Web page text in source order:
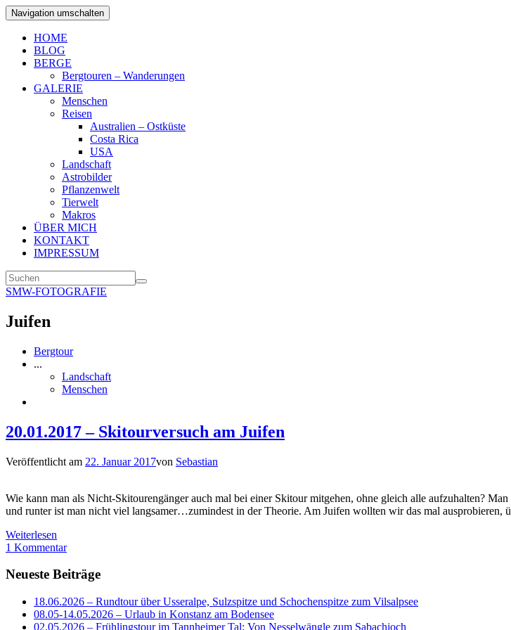
Navigation umschalten
HOME
BLOG
BERGE
Bergtouren – Wanderungen
GALERIE
Menschen
Reisen
Australien – Ostküste
Costa Rica
USA
Landschaft
Astrobilder
Pflanzenwelt
Tierwelt
Makros
ÜBER MICH
KONTAKT
IMPRESSUM
SMW-FOTOGRAFIE
Juifen
Bergtour
...
Landschaft
Menschen
20.01.2017 – Skitourversuch am Juifen
Veröffentlicht am 22. Januar 2017von Sebastian
Wie kann man als Nicht-Skitourengänger auch mal bei einer Skitour mitgehen, ohne gleich alle aufzuhalten?
und runter ist man nicht viel langsamer…zumindest in der Theorie. Am Juifen wollten wir das mal
Weiterlesen
1 Kommentar
Neueste Beiträge
18.06.2026 – Rundtour über Usseralpe, Sulzspitze und Schochenspitze zum Vilsalpsee
08.05-14.05.2026 – Urlaub in Konstanz am Bodensee
02.05.2026 – Frühlingstour im Tannheimer Tal: Von Nesselwängle zum Sabachjoch